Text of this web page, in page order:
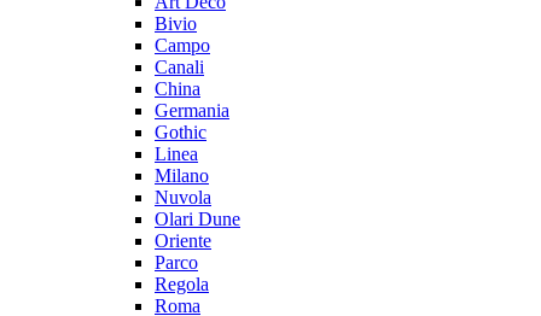
Bivio
Campo
Canali
China
Germania
Gothic
Linea
Milano
Nuvola
Olari Dune
Oriente
Parco
Regola
Roma